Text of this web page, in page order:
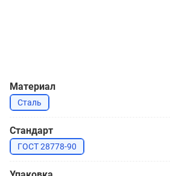
Материал
Сталь
Стандарт
ГОСТ 28778-90